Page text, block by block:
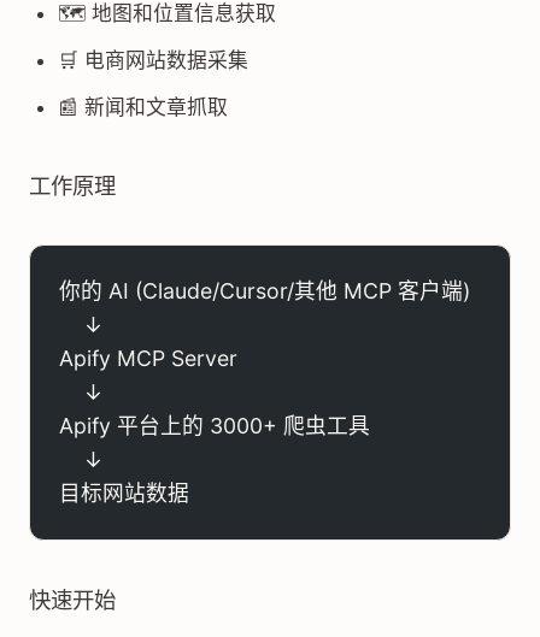
🗺️ 地图和位置信息获取
🛒 电商网站数据采集
📰 新闻和文章抓取
工作原理
你的 AI (Claude/Cursor/其他 MCP 客户端)
    ↓
Apify MCP Server
    ↓
Apify 平台上的 3000+ 爬虫工具
    ↓
目标网站数据
快速开始